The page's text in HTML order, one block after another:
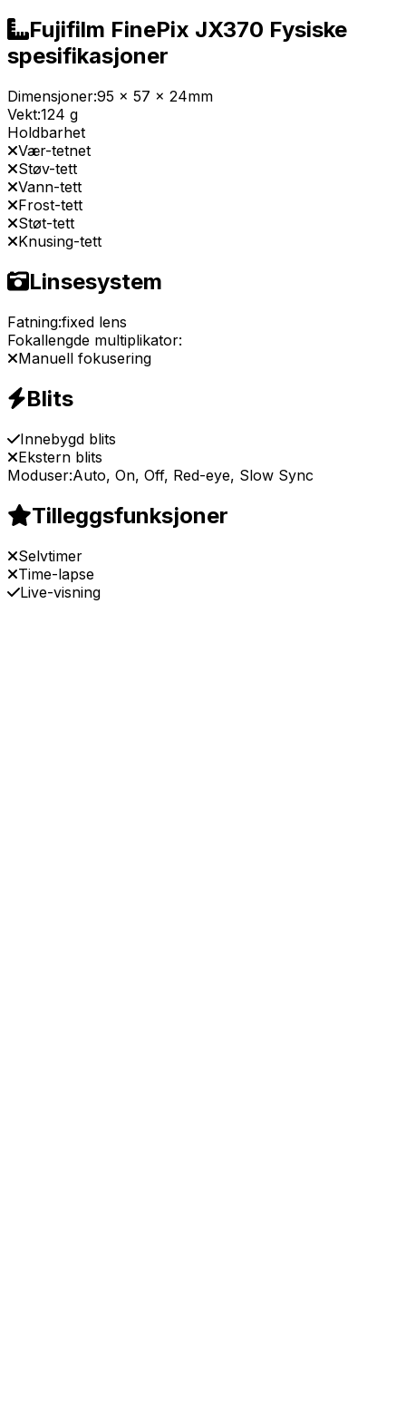
Fujifilm FinePix JX370 Fysiske
spesifikasjoner
Dimensjoner:95 x 57 x 24mm
Vekt:124 g
Holdbarhet
Vær-tetnet
Støv-tett
Vann-tett
Frost-tett
Støt-tett
Knusing-tett
Linsesystem
Fatning:fixed lens
Fokallengde multiplikator:
Manuell fokusering
Blits
Innebygd blits
Ekstern blits
Moduser:Auto, On, Off, Red-eye, Slow Sync
Tilleggsfunksjoner
Selvtimer
Time-lapse
Live-visning